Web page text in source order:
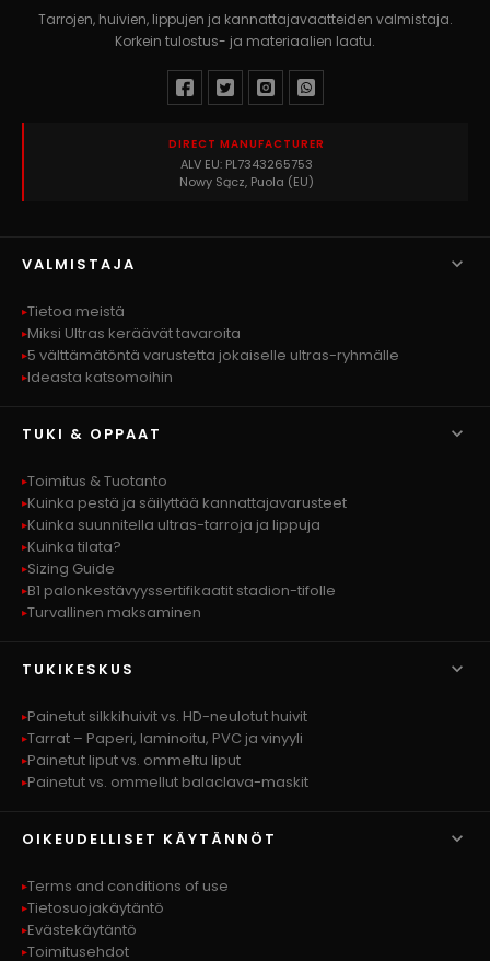
Tarrojen, huivien, lippujen ja kannattajavaatteiden valmistaja.
Korkein tulostus- ja materiaalien laatu.
DIRECT MANUFACTURER
ALV EU: PL7343265753
Nowy Sącz, Puola (EU)
VALMISTAJA 
Tietoa meistä
Miksi Ultras keräävät tavaroita
5 välttämätöntä varustetta jokaiselle ultras-ryhmälle
Ideasta katsomoihin
TUKI & OPPAAT 
Toimitus & Tuotanto
Kuinka pestä ja säilyttää kannattajavarusteet
Kuinka suunnitella ultras-tarroja ja lippuja
Kuinka tilata?
Sizing Guide
B1 palonkestävyyssertifikaatit stadion-tifolle
Turvallinen maksaminen
TUKIKESKUS 
Painetut silkkihuivit vs. HD-neulotut huivit
Tarrat – Paperi, laminoitu, PVC ja vinyyli
Painetut liput vs. ommeltu liput
Painetut vs. ommellut balaclava-maskit
OIKEUDELLISET KÄYTÄNNÖT 
Terms and conditions of use
Tietosuojakäytäntö
Evästekäytäntö
Toimitusehdot